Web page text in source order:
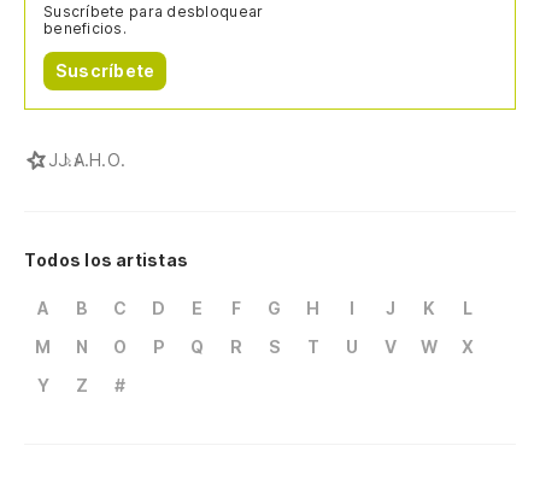
Suscríbete para desbloquear
beneficios.
Suscríbete
JJ.A.H.O.
Todos los artistas
A B C D E F G H I J K
L
M
N O P Q R S T U V W
X
Y
Z #